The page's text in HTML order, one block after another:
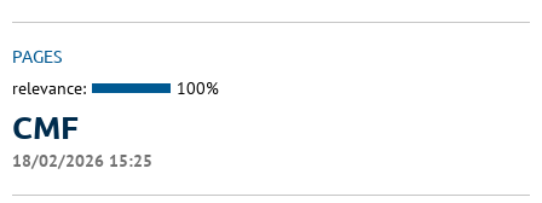
PAGES
relevance: 100%
CMF
18/02/2026 15:25